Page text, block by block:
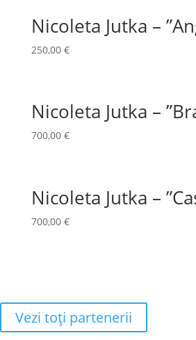
Nicoleta Jutka –
250,00 €
Nicoleta Jutka –
700,00 €
Nicoleta Jutka –
700,00 €
Vezi toţi partenerii